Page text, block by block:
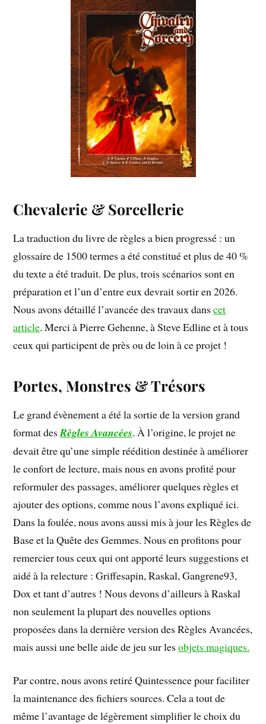
Chevalerie & Sorcellerie
La traduction du livre de règles a bien progressé : un
glossaire de 1500 termes a été constitué et plus de 40 %
du texte a été traduit. De plus, trois scénarios sont en
préparation et l’un d’entre eux devrait sortir en 2026.
Nous avons détaillé l’avancée des travaux danscet
article. Merci à Pierre Gehenne, à Steve Edline et à tous
ceux qui participent de près ou de loin à ce projet !
Portes, Monstres & Trésors
Le grand évènement a été la sortie de la version grand
format desRègles Avancées. À l’origine, le projet ne
devait être qu’une simple réédition destinée à améliorer
le confort de lecture, mais nous en avons profité pour
reformuler des passages, améliorer quelques règles et
ajouter des options, comme nous l’avons expliqué ici.
Dans la foulée, nous avons aussi mis à jour les Règles de
Base et la Quête des Gemmes. Nous en profitons pour
remercier tous ceux qui ont apporté leurs suggestions et
aidé à la relecture : Griffesapin, Raskal, Gangrene93,
Dox et tant d’autres ! Nous devons d’ailleurs à Raskal
non seulement la plupart des nouvelles options
proposées dans la dernière version des Règles Avancées,
mais aussi une belle aide de jeu sur lesobjets magiques.
Par contre, nous avons retiré Quintessence pour faciliter
la maintenance des fichiers sources. Cela a tout de
même l’avantage de légèrement simplifier le choix du